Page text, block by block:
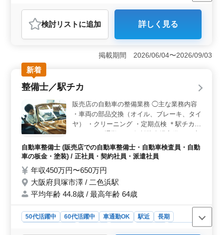
おすすめポイント
＜土日祝休みで働きやすい＞ 完全週休2日制で土日祝休
みのため、予定を立てやすく働きやすい環境です。残業
も基本的に残業なしで、無理なく続けやすい勤務スタイ
ルです。 ＜整備経験を活かせる業務＞ 車検専門店
にて故障点検、部品交換・取付、カー用品の設置を担当
します。これまでの整備経験を活かして、幅広い整備業
務で活躍できます。 ＜駅徒歩圏内＋充実待遇＞ 萩
原駅から徒歩圏内で通勤しやすく、無料駐車場完備でマ
イカー通勤も可能です。社会保険など福利厚生も整い、
安心して長く働ける環境です。
検討リスト に追加 詳しく見る
掲載期間 2026/06/04〜2026/09/03
新着
整備士／駅チカ
販売店の自動車の整備業務 ◯主な業務内容
・車両の部品交換（オイル、ブレーキ、タイ
ヤ） ・クリーニング ・定期点検 ＊駅チカ
通費支給 ＊賞与あり ＊退職金あり ベテラン
メカニックとしての技術をフルに発揮できま
さい！
自動車整備士 (販売店での自動車整備士・自動車検査員・自動
車の板金・塗装) / 正社員・契約社員・派遣社員
年収450万円〜650万円
大阪府貝塚市澤 / 二色浜駅
平均年齢 44.8歳 / 最高年齢 64歳
50代活躍中 60代活躍中 車通勤OK 駅近
長期
派遣社員